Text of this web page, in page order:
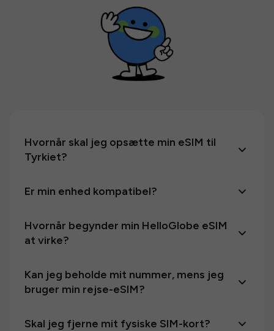
Hvornår skal jeg opsætte min eSIM til
Tyrkiet?
Er min enhed kompatibel?
Hvornår begynder min HelloGlobe eSIM
at virke?
Kan jeg beholde mit nummer, mens jeg
bruger min rejse-eSIM?
Skal jeg fjerne mit fysiske SIM-kort?